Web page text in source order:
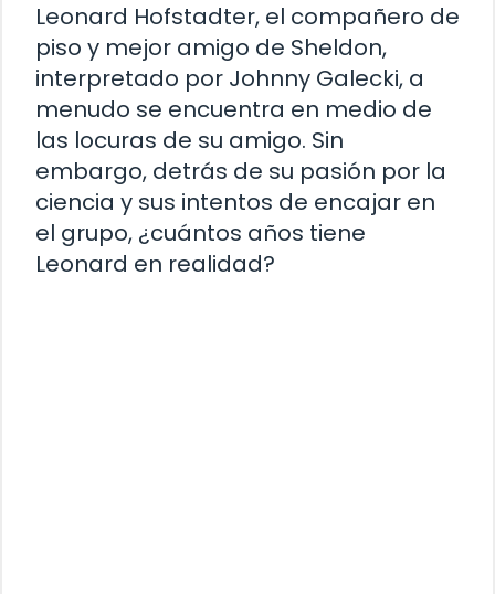
Leonard Hofstadter, el compañero de
piso y mejor amigo de Sheldon,
interpretado por Johnny Galecki, a
menudo se encuentra en medio de
las locuras de su amigo. Sin
embargo, detrás de su pasión por la
ciencia y sus intentos de encajar en
el grupo, ¿cuántos años tiene
Leonard en realidad?